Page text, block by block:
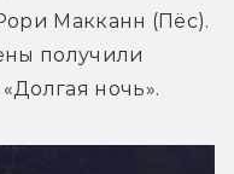
Макканн (Пёс).
получили
ночь».